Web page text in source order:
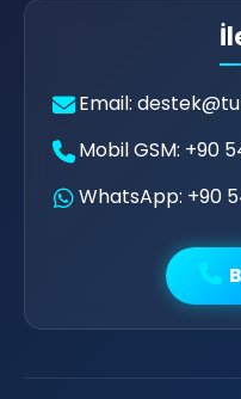
Email:
Mobil GSM: +90
WhatsApp: +90